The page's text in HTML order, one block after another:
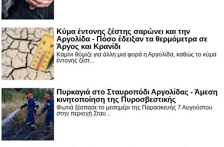
Κύμα έντονης ζέστης σαρώνει και την
Αργολίδα - Πόσο έδειξαν τα θερμόμετρα σε
Άργος και Κρανίδι
Καμίνι θύμιζε για άλλη μια φορά η Αργολίδα, καθώς το κύμα
έντονης ζέστ...
Πυρκαγιά στο Σταυροπόδι Αργολίδας - Άμεση
κινητοποίηση της Πυροσβεστικής
Φωτιά ξέσπασε το μεσημέρι της Παρασκευής 7 Αυγούστου
στην περιοχή Σταυ...